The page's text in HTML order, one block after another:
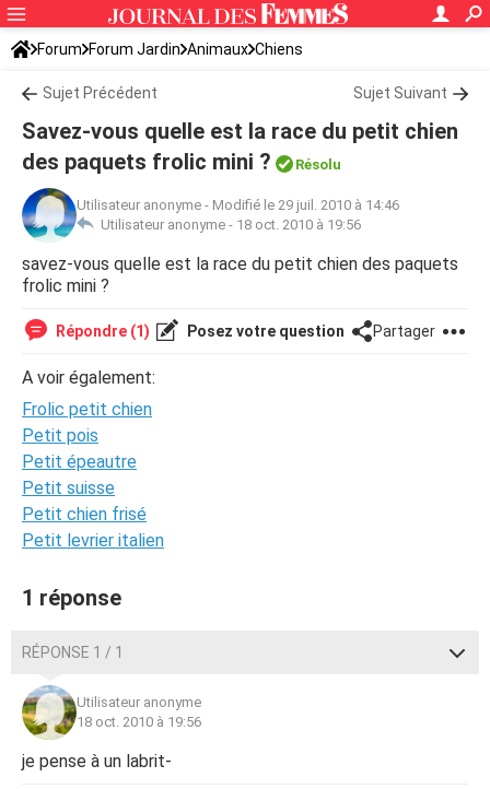
Forum Forum Jardin Animaux Chiens
Sujet Précédent Sujet Suivant
Savez-vous quelle est la race du petit chien
des paquets frolic mini ?
Résolu
Utilisateur anonyme - Modifié le 29 juil. 2010 à 14:46
Utilisateur anonyme - 18 oct. 2010 à 19:56
savez-vous quelle est la race du petit chien des paquets
frolic mini ?
Répondre (1) Posez votre question Partager
A voir également:
Frolic petit chien
Petit pois
Petit épeautre
Petit suisse
Petit chien frisé
Petit levrier italien
1 réponse
RÉPONSE 1 / 1
Utilisateur anonyme
18 oct. 2010 à 19:56
je pense à un labrit-